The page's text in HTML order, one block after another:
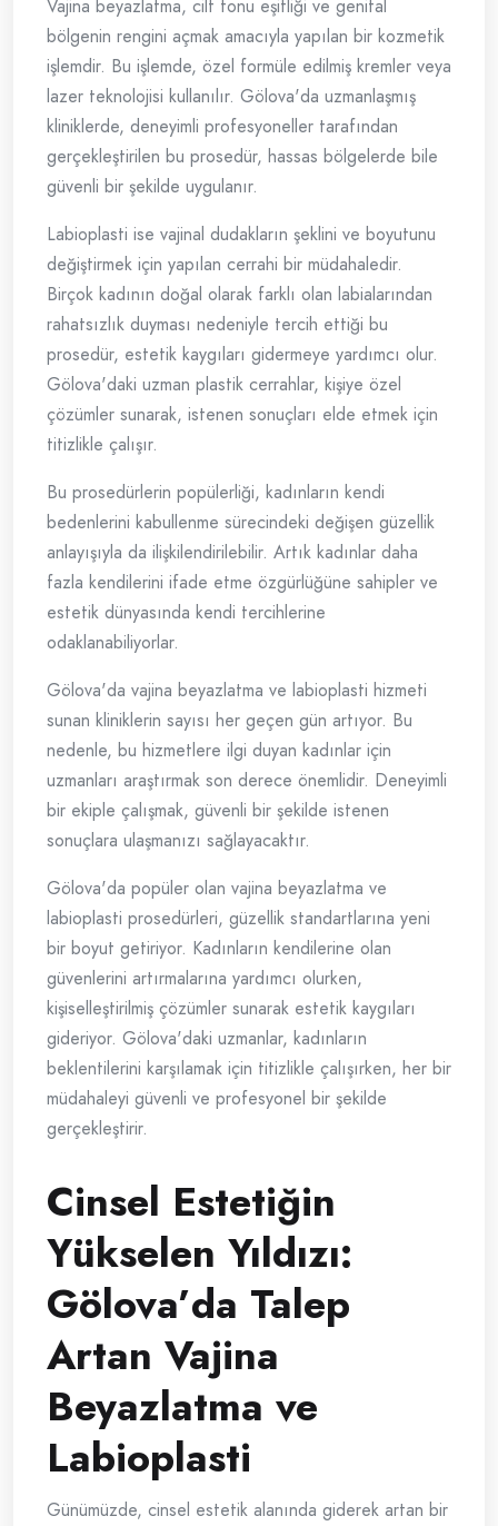
Vajina beyazlatma, cilt tonu eşitliği ve genital
bölgenin rengini açmak amacıyla yapılan bir kozmetik
işlemdir. Bu işlemde, özel formüle edilmiş kremler veya
lazer teknolojisi kullanılır. Gölova'da uzmanlaşmış
kliniklerde, deneyimli profesyoneller tarafından
gerçekleştirilen bu prosedür, hassas bölgelerde bile
güvenli bir şekilde uygulanır.
Labioplasti ise vajinal dudakların şeklini ve boyutunu
değiştirmek için yapılan cerrahi bir müdahaledir.
Birçok kadının doğal olarak farklı olan labialarından
rahatsızlık duyması nedeniyle tercih ettiği bu
prosedür, estetik kaygıları gidermeye yardımcı olur.
Gölova'daki uzman plastik cerrahlar, kişiye özel
çözümler sunarak, istenen sonuçları elde etmek için
titizlikle çalışır.
Bu prosedürlerin popülerliği, kadınların kendi
bedenlerini kabullenme sürecindeki değişen güzellik
anlayışıyla da ilişkilendirilebilir. Artık kadınlar daha
fazla kendilerini ifade etme özgürlüğüne sahipler ve
estetik dünyasında kendi tercihlerine
odaklanabiliyorlar.
Gölova'da vajina beyazlatma ve labioplasti hizmeti
sunan kliniklerin sayısı her geçen gün artıyor. Bu
nedenle, bu hizmetlere ilgi duyan kadınlar için
uzmanları araştırmak son derece önemlidir. Deneyimli
bir ekiple çalışmak, güvenli bir şekilde istenen
sonuçlara ulaşmanızı sağlayacaktır.
Gölova'da popüler olan vajina beyazlatma ve
labioplasti prosedürleri, güzellik standartlarına yeni
bir boyut getiriyor. Kadınların kendilerine olan
güvenlerini artırmalarına yardımcı olurken,
kişiselleştirilmiş çözümler sunarak estetik kaygıları
gideriyor. Gölova'daki uzmanlar, kadınların
beklentilerini karşılamak için titizlikle çalışırken, her bir
müdahaleyi güvenli ve profesyonel bir şekilde
gerçekleştirir.
Cinsel Estetiğin
Yükselen Yıldızı:
Gölova’da Talep
Artan Vajina
Beyazlatma ve
Labioplasti
Günümüzde, cinsel estetik alanında giderek artan bir